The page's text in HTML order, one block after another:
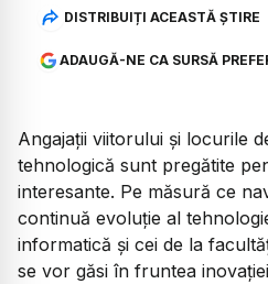
DISTRIBUIȚI ACEASTĂ ȘTIRE
ADAUGĂ-NE CA SURSĂ
Angajații viitorului și locurile
tehnologică sunt pregătite
interesante. Pe măsură ce
continuă evoluție al
informatică și cei de la
se vor găsi în fruntea